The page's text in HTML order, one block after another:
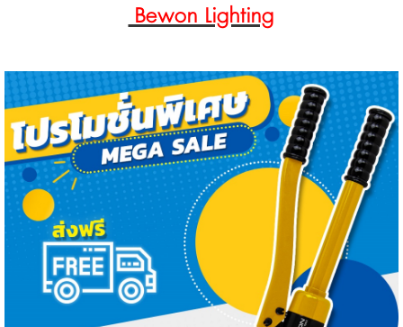
Bewon Lighting